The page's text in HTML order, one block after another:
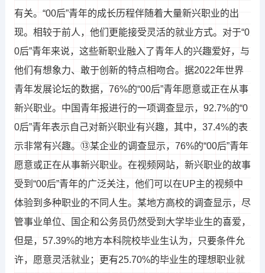
有关。“00后”青年的成长历程伴随着大量新兴职业的出
现。相较于前人，他们更能接受灵活的就业方式。对于“0
0后”青年来说，这些新职业融入了青年人的兴趣爱好，与
他们有想象力、敢于创新的特点相吻合。据2022年世界
青年发展论坛的数据，76%的“00后”青年愿意或正在从事
新兴职业。中国青年报进行的一项调查显示，92.7%的“0
0后”青年表示自己对新兴职业有兴趣，其中，37.4%的表
示非常有兴趣。⑬某企业的调查显示，76%的“00后”青年
愿意或正在从事新兴职业。在视频网站，新兴职业的故事
受到“00后”青年的广泛关注，他们可以在UP主的视频中
体验到多种职业的不同人生。某地方高校的调查显示，尽
管事业单位、国企和公务员仍然受到大学毕业生的喜爱，
但是，57.39%的地方本科院校毕业生认为，只要条件允
许，愿意灵活就业；更有25.70%的毕业生的理想职业就